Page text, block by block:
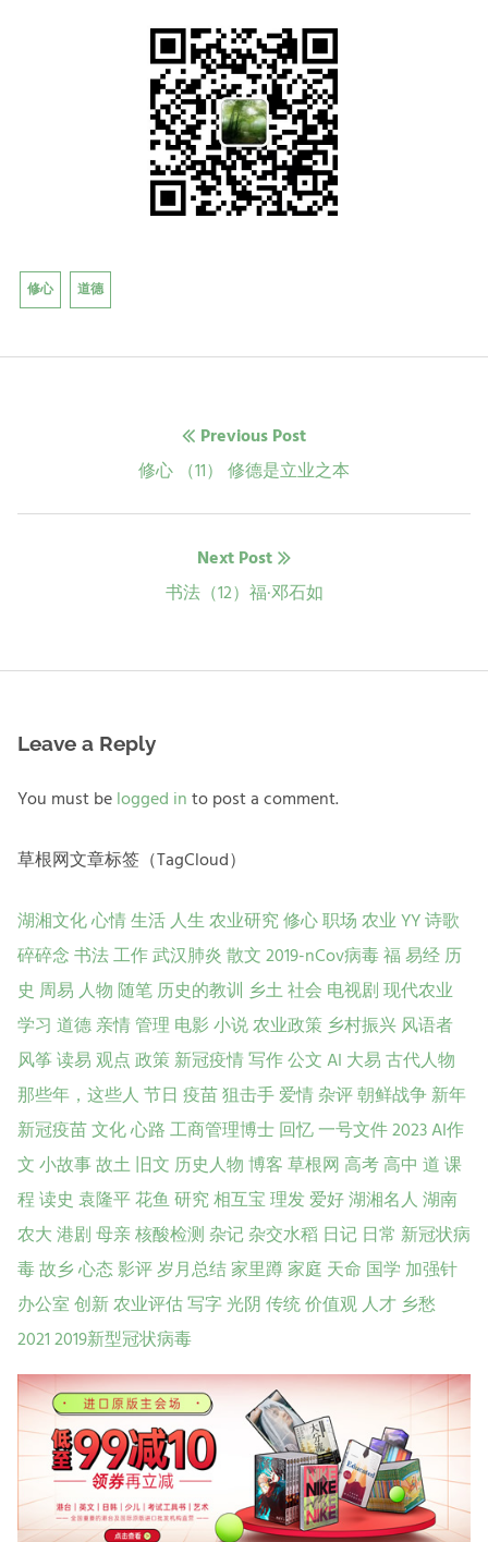
修心 道德
导
Previous Post
Previous
修心 （11） 修德是立业之本
Next Post
Next
书法（12）福·邓石如
Leave a Reply
You must belogged into post a comment.
草根网文章标签（TagCloud）
湖湘文化心情生活人生农业研究修心职场农业YY诗歌
碎碎念书法工作武汉肺炎散文2019-nCov病毒福易经历
史 周易人物随笔历史的教训 乡土社会 电视剧现代农业
学习 道德亲情管理电影小说农业政策乡村振兴风语者
风筝读易观点政策新冠疫情写作公文AI 大易古代人物
那些年，这些人节日 疫苗狙击手爱情杂评朝鲜战争新年
新冠疫苗文化心路工商管理博士回忆一号文件2023AI作
文小故事故土旧文 历史人物博客草根网高考高中 道课
程读史袁隆平花鱼研究相互宝理发爱好湖湘名人湖南
农大港剧母亲核酸检测杂记杂交水稻 日记 日常 新冠状病
毒故乡心态影评岁月总结家里蹲家庭 天命 国学 加强针
办公室创新农业评估写字光阴传统价值观人才乡愁
20212019新型冠状病毒